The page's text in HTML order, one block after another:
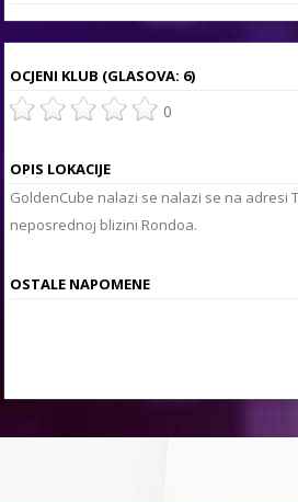
OCJENI KLUB (GLASOVA: 6)
0
OPIS LOKACIJE
GoldenCube nalazi se nalazi se na adresi
neposrednoj blizini Rondoa.
OSTALE NAPOMENE